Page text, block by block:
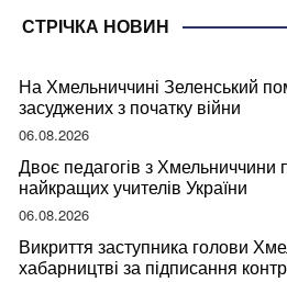
СТРІЧКА НОВИН
На Хмельниччині Зеленський
засуджених з початку війни
06.08.2026
Двоє педагогів з
найкращих учителів України
06.08.2026
Викриття заступника голови
хабарництві за підписання